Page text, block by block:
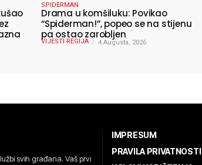
SPIDERMAN
Drama u komšiluku: Povikao
“Spiderman!”, popeo se na stijenu
pa ostao zarobljen
VIJESTI REGIJA 4 Augusta, 2026
svih građana. Vaš prvi
IMPRESUM
PRAVILA PRIVATNOSTI